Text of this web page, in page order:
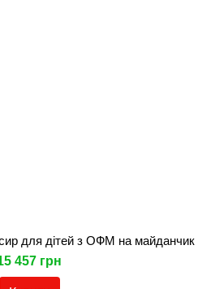
для дітей з ОФМ на майданчик
457 грн